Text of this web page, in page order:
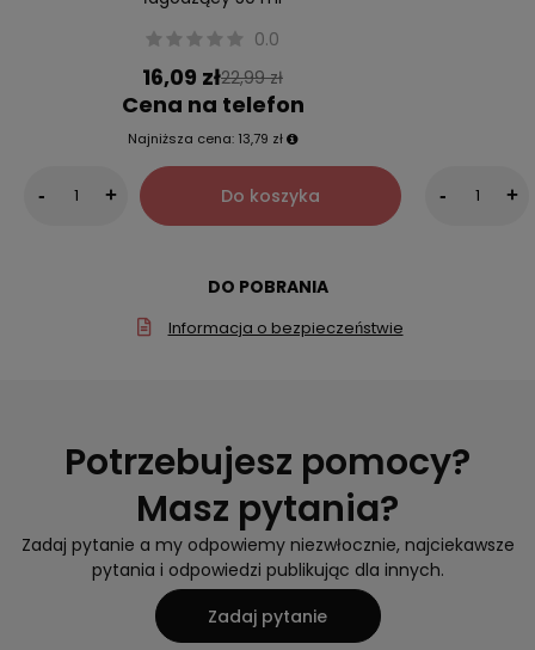
0.0
16,09 zł22,99 zł
Cena na telefon
Najniższa cena: 13,79 zł
- + Do koszyka - +
DO POBRANIA
Informacja o bezpieczeństwie
Potrzebujesz pomocy?
Masz pytania?
Zadaj pytanie a my odpowiemy niezwłocznie, najciekawsze
pytania i odpowiedzi publikując dla innych.
Zadaj pytanie